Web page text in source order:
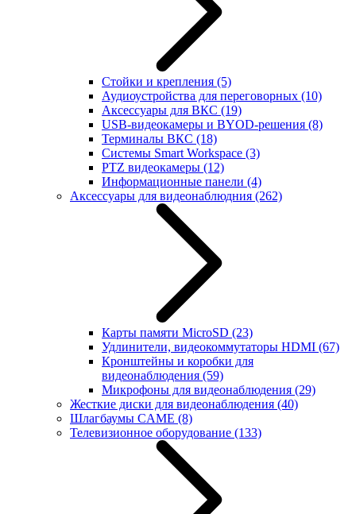
Стойки и крепления (5)
Аудиоустройства для переговорных (10)
Аксессуары для ВКС (19)
USB-видеокамеры и BYOD-решения (8)
Терминалы ВКС (18)
Системы Smart Workspace (3)
PTZ видеокамеры (12)
Информационные панели (4)
Аксессуары для видеонаблюдния (262)
Карты памяти MicroSD (23)
Удлинители, видеокоммутаторы HDMI (67)
Кронштейны и коробки для
видеонаблюдения (59)
Микрофоны для видеонаблюдения (29)
Жесткие диски для видеонаблюдения (40)
Шлагбаумы CAME (8)
Телевизионное оборудование (133)